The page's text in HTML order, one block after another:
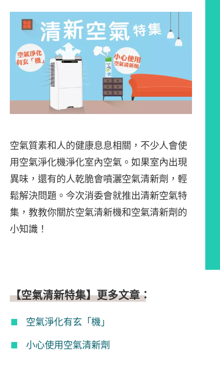
空氣質素和人的健康息息相關，不少人會使
用空氣淨化機淨化室內空氣。如果室內出現
異味，還有的人乾脆會噴灑空氣清新劑，輕
鬆解決問題。今次消委會就推出清新空氣特
集，教教你關於空氣清新機和空氣清新劑的
小知識！
【空氣清新特集】更多文章：
空氣淨化有玄「機」
小心使用空氣清新劑